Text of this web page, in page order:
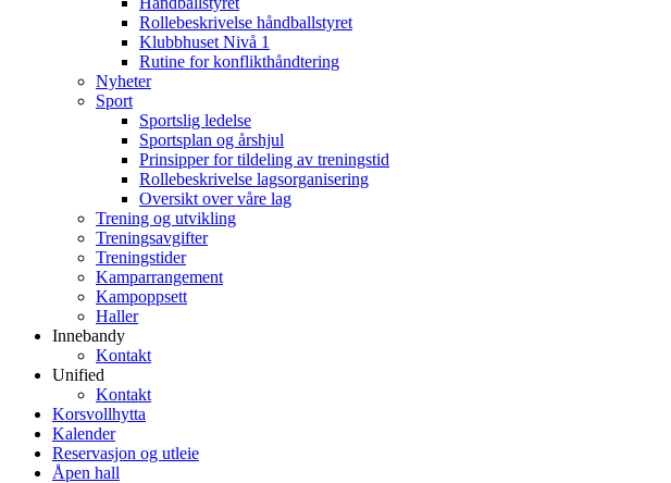
Rollebeskrivelse håndballstyret
Klubbhuset Nivå 1
Rutine for konflikthåndtering
Nyheter
Sport
Sportslig ledelse
Sportsplan og årshjul
Prinsipper for tildeling av treningstid
Rollebeskrivelse lagsorganisering
Oversikt over våre lag
Trening og utvikling
Treningsavgifter
Treningstider
Kamparrangement
Kampoppsett
Haller
Innebandy
Kontakt
Unified
Kontakt
Korsvollhytta
Kalender
Reservasjon og utleie
Åpen hall